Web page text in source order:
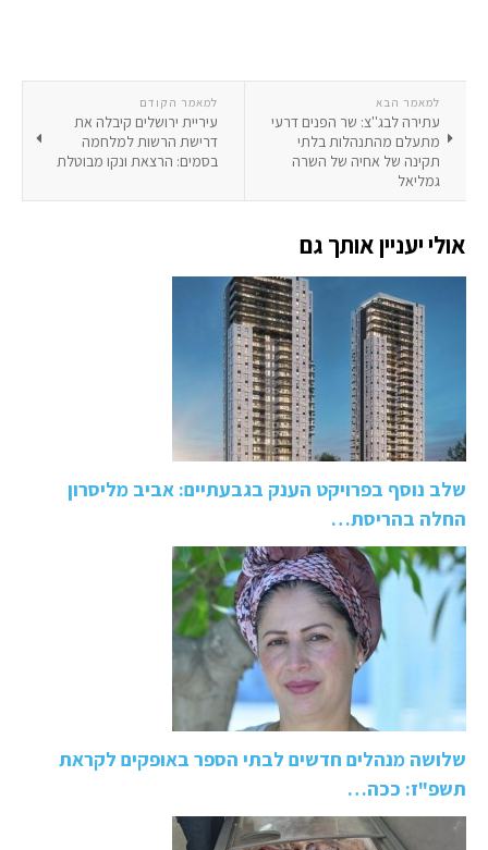
למאמר הקודם
עיריית ירושלים קיבלה את
דרישת הרשות למלחמה
בסמים: הרצאת ונקו מבוטלת
למאמר הבא
עתירה לבג''צ: שר הפנים דרעי
מתעלם מהתנהלות בלתי
תקינה של אחיה של השרה
גמליאל
אולי יעניין אותך גם
שלב נוסף בפרויקט הענק בגבעתיים: אביב מליסרון
החלה בהריסת…
שלושה מנהלים חדשים לבתי הספר באופקים לקראת
תשפ"ז: ככה…